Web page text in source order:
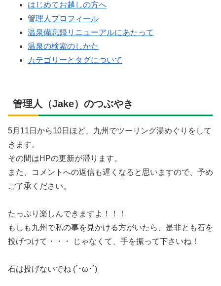
はじめてお越しの方へ
管理人プロフィール
温泉備忘録リニューアルにあたって
温泉の検索のしかた
カテゴリーとタグについて
管理人（Jake）のつぶやき
5月11日から10日ほど、九州でツーリング湯めぐりをして
きます。
その間はHPの更新が滞ります。
また、コメントへの返信も遅くなると思いますので、予め
ご了承ください。
たっぷり楽しんできますよ！！！
もしも九州で私の事を見かける方がいたら、是非とも石を
投げつけて・・・ じゃなくて、手を振って下さいね！
石は投げないでね (´･ω･`)